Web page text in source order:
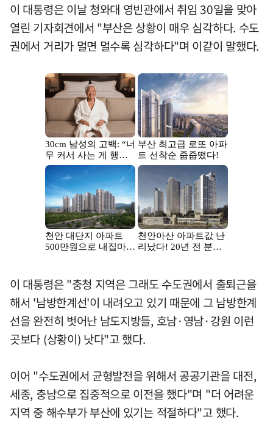
이 대통령은 이날 청와대 영빈관에서 취임 30일을 맞아
열린 기자회견에서 "부산은 상황이 매우 심각하다. 수도
권에서 거리가 멀면 멀수록 심각하다"며 이같이 말했다.
이 대통령은 "충청 지역은 그래도 수도권에서 출퇴근을
해서 '남방한계선'이 내려오고 있기 때문에 그 남방한계
선을 완전히 벗어난 남도지방들, 호남·영남·강원 이런
곳보다 (상황이) 낫다"고 했다.
이어 "수도권에서 균형발전을 위해서 공공기관을 대전,
세종, 충남으로 집중적으로 이전을 했다"며 "더 어려운
지역 중 해수부가 부산에 있기는 적절하다"고 했다.